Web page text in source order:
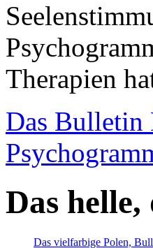
Therapien
Das Bulletin
Das
Das vielfarbige Polen,